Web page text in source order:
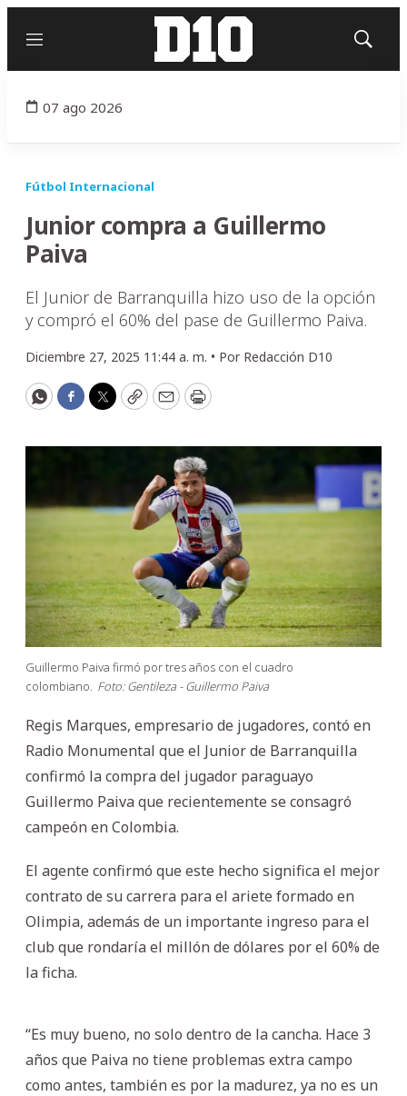
Menú
Mostrar
07 ago 2026
Fútbol Internacional
Junior compra a Guillermo
Paiva
El Junior de Barranquilla hizo uso de la opción
y compró el 60% del pase de Guillermo Paiva.
Diciembre 27, 2025 11:44 a. m. • Por Redacción D10
WhatsApp
Facebook
Twitter
CopyEmailPrint
Guillermo Paiva firmó por tres años con el cuadro
colombiano. Foto: Gentileza - Guillermo Paiva
Regis Marques, empresario de jugadores, contó en
Radio Monumental que el Junior de Barranquilla
confirmó la compra del jugador paraguayo
Guillermo Paiva que recientemente se consagró
campeón en Colombia.
El agente confirmó que este hecho significa el mejor
contrato de su carrera para el ariete formado en
Olimpia, además de un importante ingreso para el
club que rondaría el millón de dólares por el 60% de
la ficha.
“Es muy bueno, no solo dentro de la cancha. Hace 3
años que Paiva no tiene problemas extra campo
como antes, también es por la madurez, ya no es un